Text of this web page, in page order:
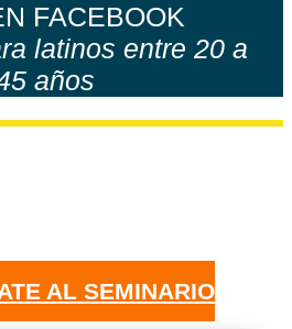
FACEBOOK
latinos entre 20 a
años
AL SEMINARIO